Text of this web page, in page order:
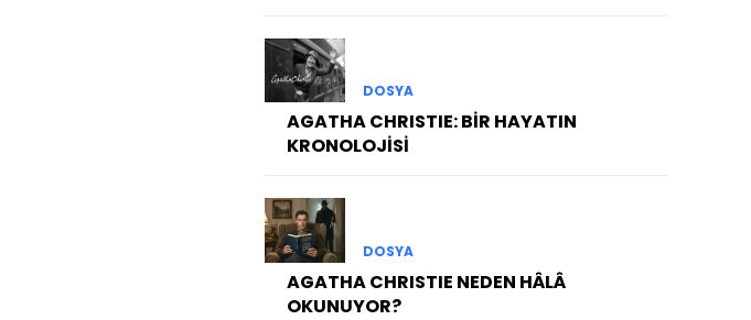
DOSYA
AGATHA CHRISTIE: BİR HAYATIN
KRONOLOJİSİ
DOSYA
AGATHA CHRISTIE NEDEN HÂLÂ
OKUNUYOR?